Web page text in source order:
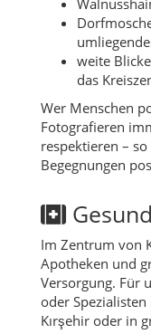
weite
das
Wer Menschen
Fotografieren
respektieren –
Begegnungen
Im Zentrum von
Apotheken und
Versorgung. Für
oder
Kırşehir oder in